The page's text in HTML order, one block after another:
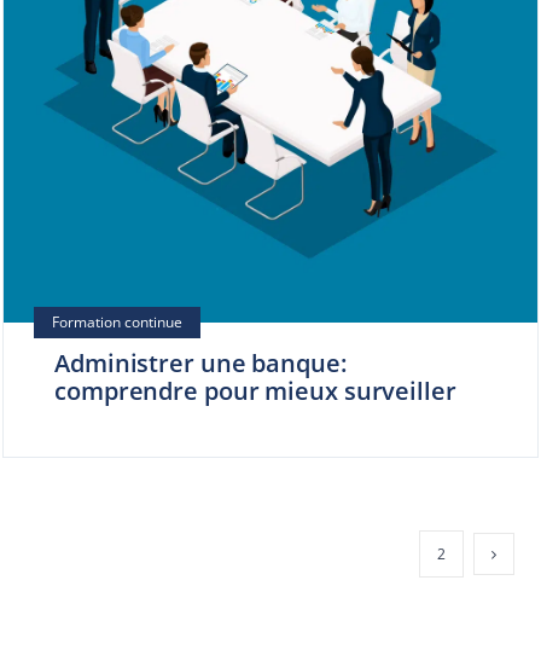
Administrer une banque:
comprendre pour mieux surveiller
2